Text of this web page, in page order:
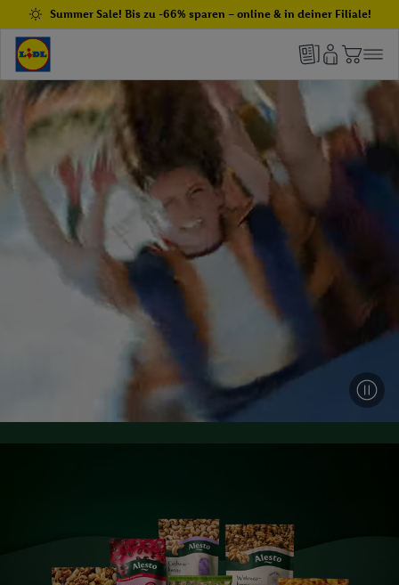
Summer Sale! Bis zu -66% sparen – online & in deiner Filiale!